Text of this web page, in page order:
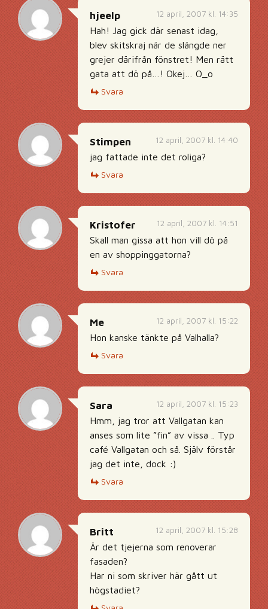
12 april, 2007 kl. 14:35
hjeelp
Hah! Jag gick där senast idag,
blev skitskraj när de slängde ner
grejer därifrån fönstret! Men rätt
gata att dö på…! Okej… O_o
Svara
12 april, 2007 kl. 14:40
Stimpen
jag fattade inte det roliga?
Svara
12 april, 2007 kl. 14:51
Kristofer
Skall man gissa att hon vill dö på
en av shoppinggatorna?
Svara
12 april, 2007 kl. 15:22
Me
Hon kanske tänkte på Valhalla?
Svara
12 april, 2007 kl. 15:23
Sara
Hmm, jag tror att Vallgatan kan
anses som lite ”fin” av vissa .. Typ
café Vallgatan och så. Själv förstår
jag det inte, dock :)
Svara
12 april, 2007 kl. 15:28
Britt
Är det tjejerna som renoverar
fasaden?
Har ni som skriver här gått ut
högstadiet?